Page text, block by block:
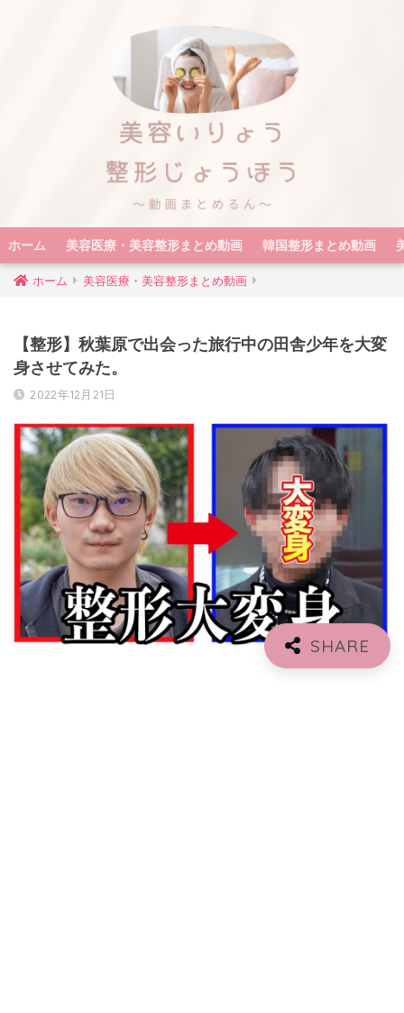
ホーム 美容医療・美容整形まとめ動画 韓国整形まとめ動画
ホーム 美容医療・美容整形まとめ動画
【整形】秋葉原で出会った旅行中の田舎少年を大変
身させてみた。
2022年12月21日